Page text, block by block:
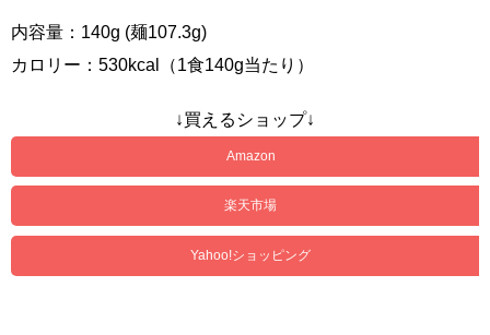
内容量：140g (麺107.3g)
カロリー：530kcal（1食140g当たり）
↓買えるショップ↓
Amazon
楽天市場
Yahoo!ショッピング